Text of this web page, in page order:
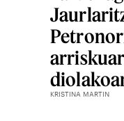
KRISTINA MARTIN